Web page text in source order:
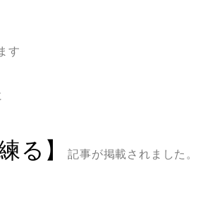
す
る】記事が掲載されました。